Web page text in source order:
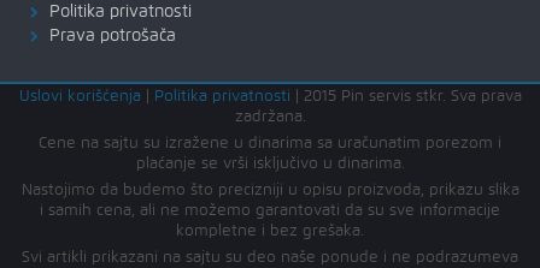
Politika privatnosti
Prava potrošača
Uslovi korišćenja| Politika privatnosti
2015 Pin servis stkr. Sva prava
zadržana.
Cene na sajtu su izražene u dinarima sa uračunatim porezom i
plaćanje se vrši isključivo u dinarima.
Nastojimo da budemo što precizniji u opisu proizvoda, prikazu slika
i samih cena, ali ne možemo garantovati da su sve informacije
kompletne i bez grešaka.
Svi artikli prikazani na sajtu su deo naše ponude i ne podrazumeva